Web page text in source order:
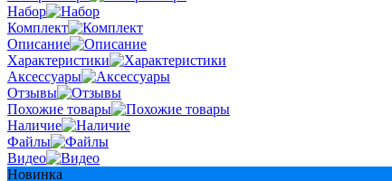
Набор
Комплект
Описание
Характеристики
Аксессуары
Отзывы
Похожие товары
Наличие
Файлы
Видео
Новинка